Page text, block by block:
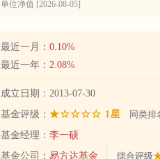
单位净值 [2026-08-05]
最近一月： 0.10%
最近一年： 2.08%
成立日期： 2013-07-30
基金评级： ★☆☆☆☆ 1星
同类排
基金经理： 李一硕
基金公司： 易方达基金 综合评级